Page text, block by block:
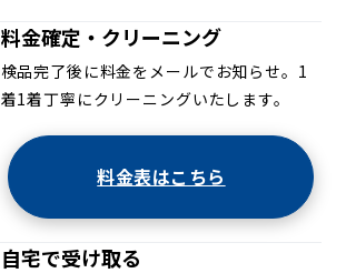
料金確定・クリーニング
検品完了後に料金をメールでお知らせ。1
着1着丁寧にクリーニングいたします。
料金表はこちら
自宅で受け取る